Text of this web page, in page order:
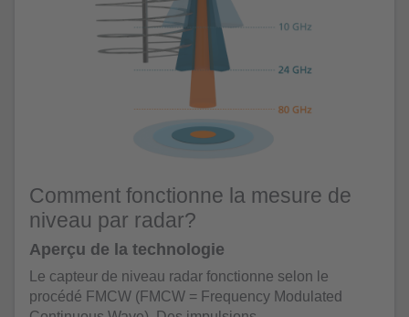
Comment fonctionne la mesure de
niveau par radar?
Aperçu de la technologie
Le capteur de niveau radar fonctionne selon le
procédé FMCW (FMCW = Frequency Modulated